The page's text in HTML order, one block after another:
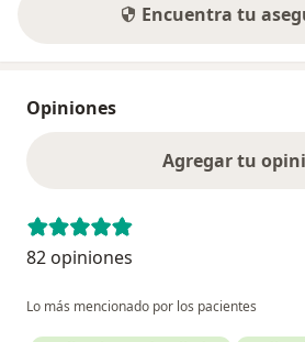
Encuentra tu
Opiniones
Agregar tu
82 opiniones
Lo más mencionado por los pacientes